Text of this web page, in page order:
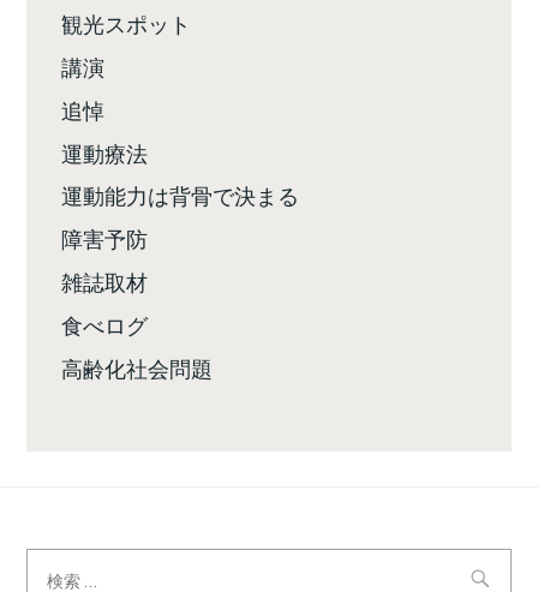
観光スポット
講演
追悼
運動療法
運動能力は背骨で決まる
障害予防
雑誌取材
食べログ
高齢化社会問題